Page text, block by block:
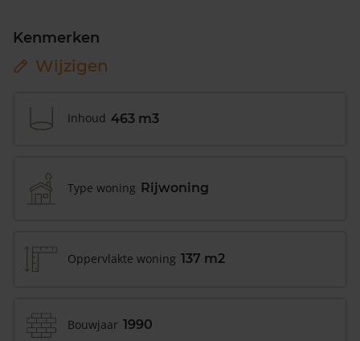
Kenmerken
Wijzigen
Inhoud 463 m3
Type woning Rijwoning
Oppervlakte woning 137 m2
Bouwjaar 1990